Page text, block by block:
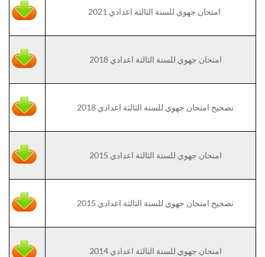
امتحان جهوي للسنة الثالثة اعدادي 2021
امتحان جهوي للسنة الثالثة اعدادي 2018
تصحيح امتحان جهوي للسنة الثالثة اعدادي 2018
امتحان جهوي للسنة الثالثة اعدادي 2015
تصحيح امتحان جهوي للسنة الثالثة اعدادي 2015
امتحان جهوي للسنة الثالثة اعدادي 2014